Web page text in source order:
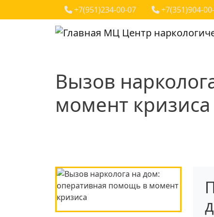
Перейти к основному содержанию
Phones
+7(951)234-00-07 +7(351)904-
МЦ Центр
Вызов
момент кризиса